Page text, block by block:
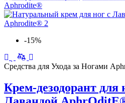
-15%
Средства для Ухода за Ногами
Крем-дезодорант